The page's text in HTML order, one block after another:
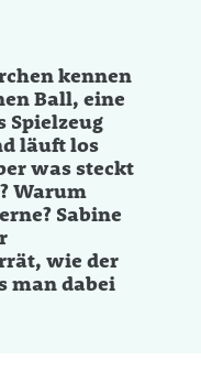
kennen
Ball, eine
Spielzeug
läuft los
was steckt
Warum
Sabine
wie der
man dabei